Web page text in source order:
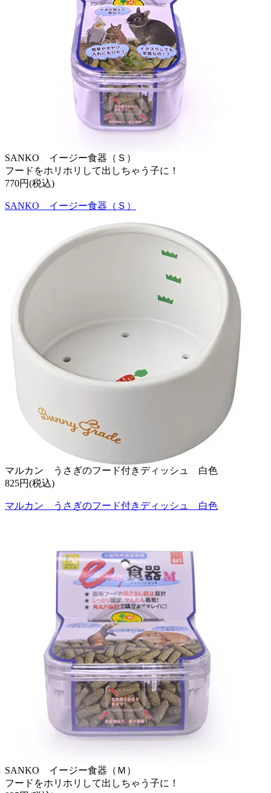
SANKO イージー食器（Ｓ）
フードをホリホリして出しちゃう子に！
770円(税込)
SANKO イージー食器（Ｓ）
マルカン うさぎのフード付きディッシュ 白色
825円(税込)
マルカン うさぎのフード付きディッシュ 白色
SANKO イージー食器（Ｍ）
フードをホリホリして出しちゃう子に！